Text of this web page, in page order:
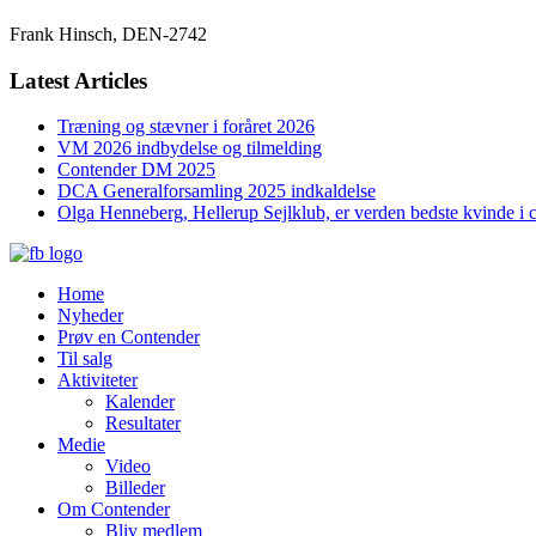
Frank Hinsch, DEN-2742
Latest Articles
Træning og stævner i foråret 2026
VM 2026 indbydelse og tilmelding
Contender DM 2025
DCA Generalforsamling 2025 indkaldelse
Olga Henneberg, Hellerup Sejlklub, er verden bedste kvinde i
Home
Nyheder
Prøv en Contender
Til salg
Aktiviteter
Kalender
Resultater
Medie
Video
Billeder
Om Contender
Bliv medlem